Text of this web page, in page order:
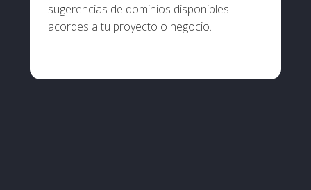
sugerencias de dominios disponibles
acordes a tu proyecto o negocio.